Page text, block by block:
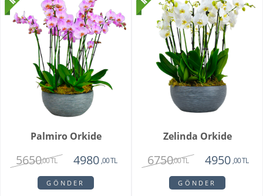
Palmiro Orkide
5650,00 TL 4980 ,00 TL
GÖNDER
Zelinda Orkide
6750,00 TL 4950 ,00 TL
GÖNDER